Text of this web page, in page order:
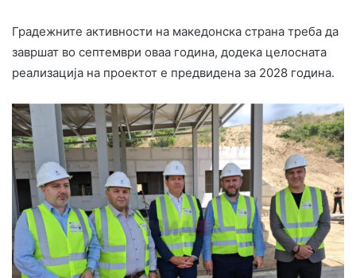
Градежните активности на македонска страна треба да
завршат во септември оваа година, додека целосната
реализација на проектот е предвидена за 2028 година.